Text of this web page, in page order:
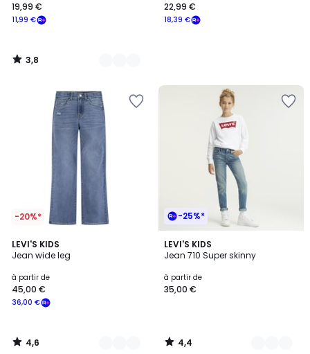
€
souscrivez
notre
programme
11,99 €
19,99 €
3,8
/
18,39 €
22,99 €
-20%*
LEVI'S KIDS
Jean wide leg
à partir de
36,00 €
45,00 €
4,6
/ 5
2
Couleurs
4,6
/
-25%*
LEVI'S KIDS
Jean 710 Super skinny
à partir de
35,00 €
4,4
/ 5
2
Couleurs
4,4
/